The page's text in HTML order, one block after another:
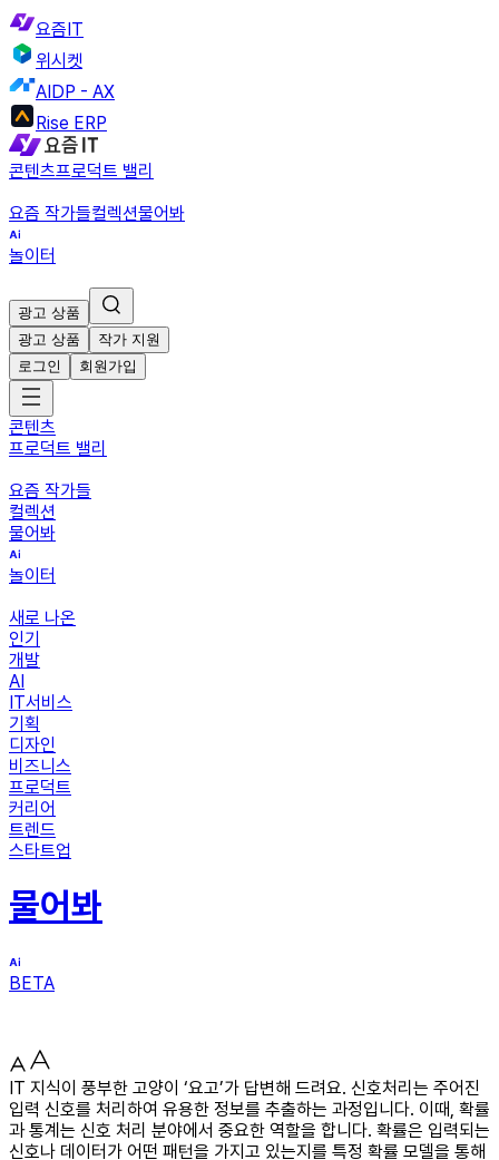
요즘IT
위시켓
AIDP - AX
Rise ERP
콘텐츠프로덕트 밸리
요즘 작가들컬렉션물어봐
놀이터
광고 상품
광고 상품
작가 지원
로그인
회원가입
콘텐츠
프로덕트 밸리
요즘 작가들
컬렉션
물어봐
놀이터
새로 나온
인기
개발
AI
IT서비스
기획
디자인
비즈니스
프로덕트
커리어
트렌드
스타트업
물어봐
BETA
IT 지식이 풍부한 고양이 ‘요고’가 답변해 드려요. 신호처리는 주어진
입력 신호를 처리하여 유용한 정보를 추출하는 과정입니다. 이때, 확률
과 통계는 신호 처리 분야에서 중요한 역할을 합니다. 확률은 입력되는
신호나 데이터가 어떤 패턴을 가지고 있는지를 특정 확률 모델을 통해